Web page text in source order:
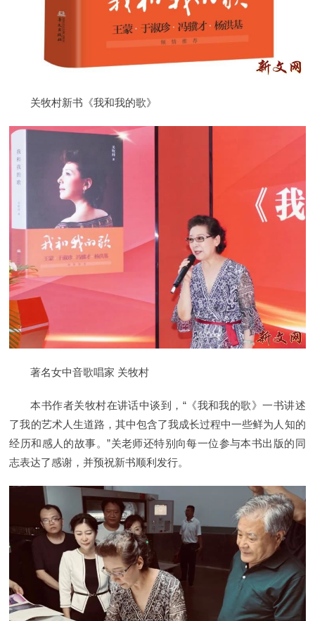
关牧村新书《我和我的歌》
著名女中音歌唱家 关牧村
本书作者关牧村在讲话中谈到，“《我和我的歌》一书讲述
了我的艺术人生道路，其中包含了我成长过程中一些鲜为人知的
经历和感人的故事。”关老师还特别向每一位参与本书出版的同
志表达了感谢，并预祝新书顺利发行。